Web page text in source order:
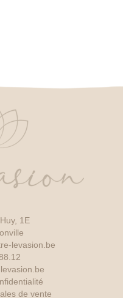
1E
levasion.be
de vente